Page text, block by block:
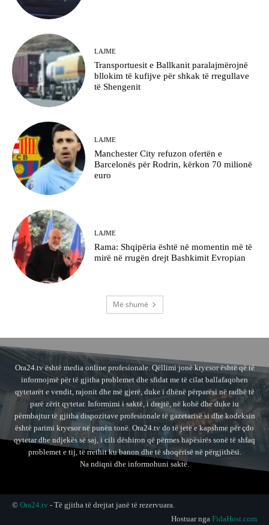
LAJME
Transportuesit e Ballkanit paralajmërojnë
bllokim të kufijve për shkak të rregullave
të Shengenit
LAJME
Manchester City refuzon ofertën e
Barcelonës për Rodrin, kërkon 70 milionë
euro
LAJME
Rama: Shqipëria është në momentin më të
mirë në rrugën drejt Bashkimit Evropian
Më shumë
Ora24.tv është media online profesionale. Qëllimi jonë kryesor është që të
informojmë për të gjitha problemet dhe sfidat me të cilat ballafaqohen
qytetarët e vendit, rajonit dhe më gjerë, duke i dhënë përparësi në radhë të
parë zërit qytetar. Informimi i saktë, i drejtë, në kohë dhe duke iu
përmbajtur të gjitha dispozitave profesionale të gazetarisë si dhe kodeksin
është parimi kryesor në punën tonë. Ora24.tv do të jetë e kapshme për çdo
qytetar dhe ndjekës së saj, i cili dëshiron që përmes hapësirës sonë të shfaq
problemet e tij, të rrethit ku banon dhe të shoqërisë në përgjithësi.
Na ndiqni dhe informohuni saktë.
© Ora24.tv - Të gjitha të drejtat janë të rezervuara.
Hostuar nga FidaHost.com